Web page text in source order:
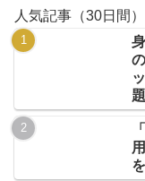
人気記事（30日間）
題